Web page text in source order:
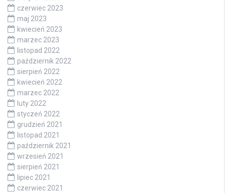
czerwiec 2023
maj 2023
kwiecień 2023
marzec 2023
listopad 2022
październik 2022
sierpień 2022
kwiecień 2022
marzec 2022
luty 2022
styczeń 2022
grudzień 2021
listopad 2021
październik 2021
wrzesień 2021
sierpień 2021
lipiec 2021
czerwiec 2021